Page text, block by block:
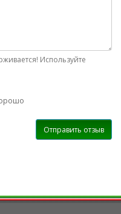
Используйте
Отправить отзыв